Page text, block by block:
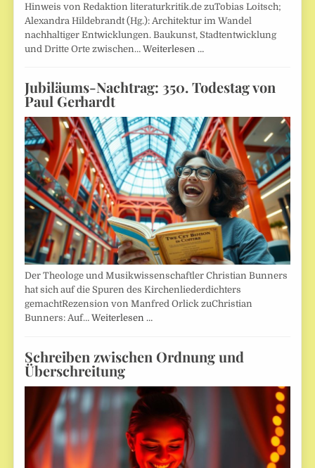
Hinweis von Redaktion literaturkritik.de zuTobias Loitsch;
Alexandra Hildebrandt (Hg.): Architektur im Wandel
nachhaltiger Entwicklungen. Baukunst, Stadtentwicklung
und Dritte Orte zwischen…Weiterlesen …
Jubiläums-Nachtrag: 350. Todestag von
Paul Gerhardt
Der Theologe und Musikwissenschaftler Christian Bunners
hat sich auf die Spuren des Kirchenliederdichters
gemachtRezension von Manfred Orlick zuChristian
Bunners: Auf…Weiterlesen …
Schreiben zwischen Ordnung und
Überschreitung